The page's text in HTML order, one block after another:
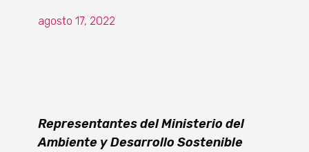
agosto 17, 2022
Representantes del Ministerio del
Ambiente y Desarrollo Sostenible